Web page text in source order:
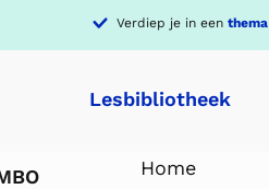
Verdiep je in eenthema
Lesbibliotheek
Home